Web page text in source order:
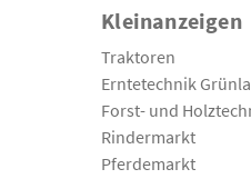
Kleinanzeigen
Traktoren
Erntetechnik
Forst- und
Rindermarkt
Pferdemarkt